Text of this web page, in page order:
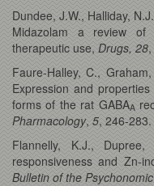
Dundee, J.W., Halliday,
Midazolam a review of
therapeutic use, Drugs, 28
Faure-Halley, C.,
Expression and
forms of the rat GABAA
Pharmacology, 5, 246-283.
Flannelly, K.J.,
responsiveness and Zn-
Bulletin of the